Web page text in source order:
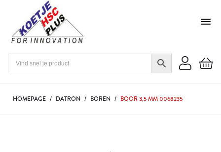
HOMEPAGE / DATRON / BOREN / BOOR 3,5 MM 0068235